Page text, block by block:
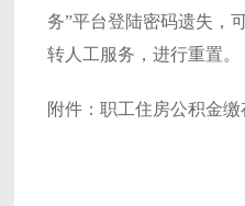
务”平台登陆密码遗失，
转人工服务，进行重置。
附件：职工住房公积金